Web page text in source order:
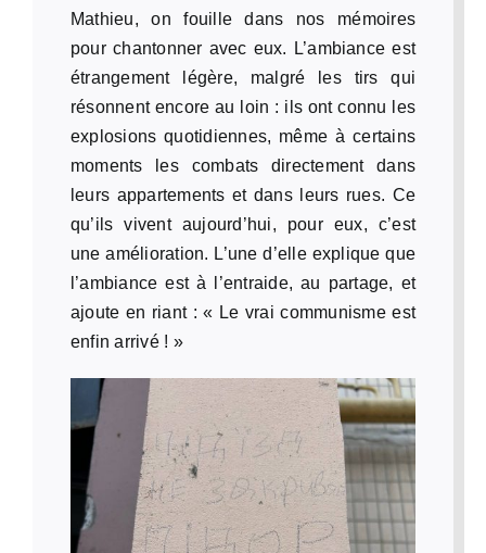
Mathieu, on fouille dans nos mémoires
pour chantonner avec eux. L’ambiance est
étrangement légère, malgré les tirs qui
résonnent encore au loin : ils ont connu les
explosions quotidiennes, même à certains
moments les combats directement dans
leurs appartements et dans leurs rues. Ce
qu’ils vivent aujourd’hui, pour eux, c’est
une amélioration. L’une d’elle explique que
l’ambiance est à l’entraide, au partage, et
ajoute en riant : « Le vrai communisme est
enfin arrivé ! »